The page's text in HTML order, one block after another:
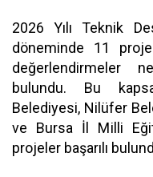
2026 Yılı Teknik
döneminde 11 proje
değerlendirmeler
bulundu. Bu
Belediyesi, Nilüfer
ve Bursa İl Milli
projeler başarılı